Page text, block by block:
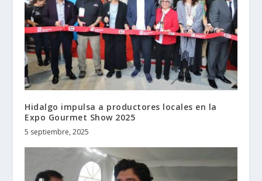
Hidalgo impulsa a productores locales en la
Expo Gourmet Show 2025
5 septiembre, 2025